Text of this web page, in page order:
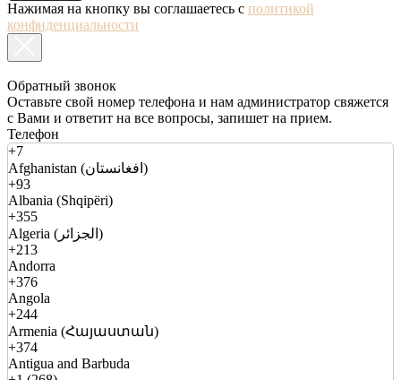
Нажимая на кнопку вы соглашаетесь с политикой
конфиденциальности
Обратный звонок
Оставьте свой номер телефона и нам администратор свяжется
с Вами и ответит на все вопросы, запишет на прием.
Телефон
+7
Afghanistan (افغانستان)
+93
Albania (Shqipëri)
+355
Algeria (الجزائر)
+213
Andorra
+376
Angola
+244
Armenia (Հայաստան)
+374
Antigua and Barbuda